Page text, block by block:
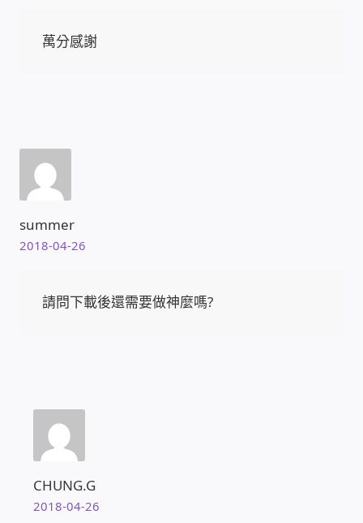
監視器租賃方案
防盜保全-安防設備
昇銳電子(HI SHARP)智慧科技
監視器 信和 TBC 固定IP
監控健檢‧舊換新專案
萬分感謝
summer
2018-04-26
請問下載後還需要做神麼嗎?
CHUNG.G
2018-04-26